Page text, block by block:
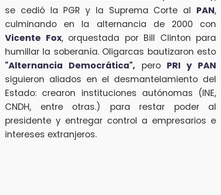
se cedió la PGR y la Suprema Corte al PAN,
culminando en la alternancia de 2000 con
Vicente Fox, orquestada por Bill Clinton para
humillar la soberanía. Oligarcas bautizaron esto
"Alternancia Democrática",pero PRI y PAN
siguieron aliados en el desmantelamiento del
Estado: crearon instituciones autónomas (INE,
CNDH, entre otras.) para restar poder al
presidente y entregar control a empresarios e
intereses extranjeros.